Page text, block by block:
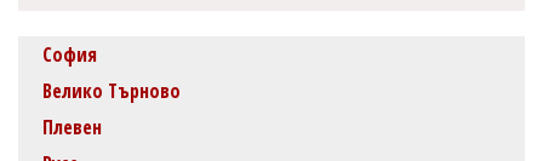
София
Велико Търново
Плевен